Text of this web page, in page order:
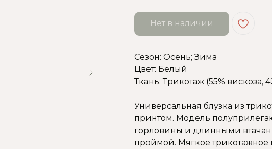
Нет в наличии
Сезон: Осень; Зима
Цвет: Белый
Ткань: Трикотаж (55% вискоза,
Универсальная блузка из
принтом. Модель
горловины и длинными
проймой. Мягкое